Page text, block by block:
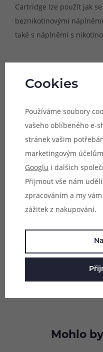
Cartridge lze použít jak
beznikotinovými
také s náplněmi s
Kompatibilní zařízení:
Dostupné odpory a
- 1,2Ω (MTL vaping)
Objem:1,6ml
Obsah balení:
2x cartridge Uwell
Mohlo
Cookies
Používáme soubory
vašeho oblíbeného e-
stránek vašim
marketingovým
Googlu i dalších
Přijmout vše nám
zpracováním a my
zážitek z nakupování.